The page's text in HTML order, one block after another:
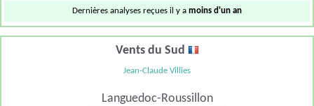
Dernières analyses reçues il y a moins d'un an
Vents du Sud
Jean-Claude Villies
Languedoc-Roussillon